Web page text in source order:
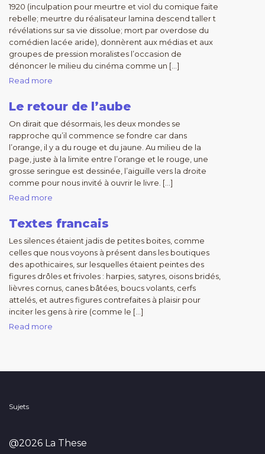
1920 (inculpation pour meurtre et viol du comique faite
rebelle; meurtre du réalisateur lamina descend taller t
révélations sur sa vie dissolue; mort par overdose du
comédien lacée aride), donnèrent aux médias et aux
groupes de pression moralistes l’occasion de
dénoncer le milieu du cinéma comme un […]
Read more
Le retour de l’aube
On dirait que désormais, les deux mondes se
rapproche qu’il commence se fondre car dans
l’orange, il y a du rouge et du jaune. Au milieu de la
page, juste à la limite entre l’orange et le rouge, une
grosse seringue est dessinée, l’aiguille vers la droite
comme pour nous invité à ouvrir le livre. […]
Read more
Textes francais
Les silences étaient jadis de petites boites, comme
celles que nous voyons à présent dans les boutiques
des apothicaires, sur lesquelles étaient peintes des
figures drôles et frivoles : harpies, satyres, oisons bridés,
lièvres cornus, canes bâtées, boucs volants, cerfs
attelés, et autres figures contrefaites à plaisir pour
inciter les gens à rire (comme le […]
Read more
Sujets
@2026 La These